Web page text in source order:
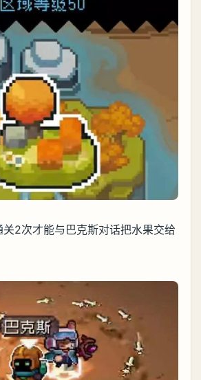
2次才能与巴克斯对话把水果交给